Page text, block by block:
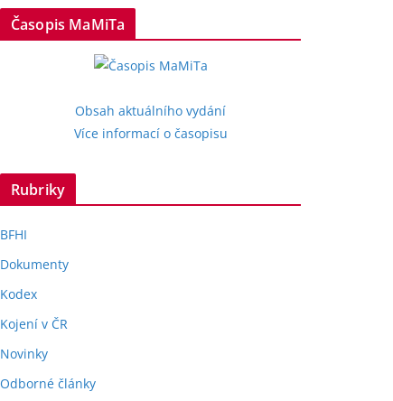
Časopis MaMiTa
Obsah aktuálního vydání
Více informací o časopisu
Rubriky
BFHI
Dokumenty
Kodex
Kojení v ČR
Novinky
Odborné články